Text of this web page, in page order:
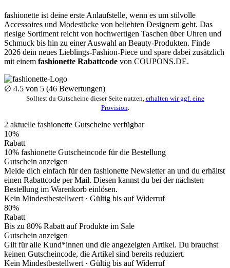
fashionette ist deine erste Anlaufstelle, wenn es um stilvolle
Accessoires und Modestücke von beliebten Designern geht. Das
riesige Sortiment reicht von hochwertigen Taschen über Uhren und
Schmuck bis hin zu einer Auswahl an Beauty-Produkten. Finde
2026 dein neues Lieblings-Fashion-Piece und spare dabei zusätzlich
mit einem fashionette Rabattcode von COUPONS.DE.
∅ 4.5 von 5 (46 Bewertungen)
Solltest du Gutscheine dieser Seite nutzen, erhalten wir ggf. eine
Provision
2 aktuelle fashionette Gutscheine verfügbar
10%
Rabatt
10% fashionette Gutscheincode für die Bestellung
Gutschein anzeigen
Melde dich einfach für den fashionette Newsletter an und du erhältst
einen Rabattcode per Mail. Diesen kannst du bei der nächsten
Bestellung im Warenkorb einlösen.
Kein Mindestbestellwert · Gültig bis auf Widerruf
80%
Rabatt
Bis zu 80% Rabatt auf Produkte im Sale
Gutschein anzeigen
Gilt für alle Kund*innen und die angezeigten Artikel. Du brauchst
keinen Gutscheincode, die Artikel sind bereits reduziert.
Kein Mindestbestellwert · Gültig bis auf Widerruf